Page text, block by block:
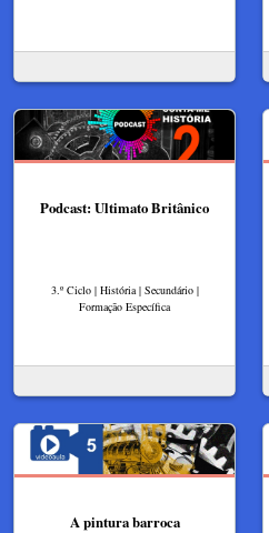
Podcast: Ultimato Britânico
3.º Ciclo | História | Secundário |
Formação Específica
A pintura barroca